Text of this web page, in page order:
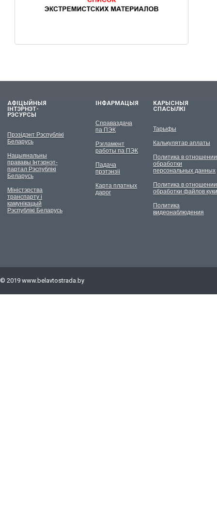
АФІЦЫЙНЫЯ
ІНТЭРНЭТ-
РЭСУРСЫ
Прэзідэнт Рэспублікі
Беларусь
Нацыянальны
прававы Інтэрнэт-
партал Рэспублікі
Беларусь
Міністэрства
транспарту і
камунікацый
Рэспублікі Беларусь
ІНФАРМАЦЫЯ
Справаздача
па ПЭК
Рэгламент
работы па ПЭК
Падача
прэтэнзіі
Карта платных
дарог
КАРЫСНЫЯ
СПАСЫЛКІ
Тарыфы
Калькулятар аплаты
Политика в отношении
обработки
персональных данных
Политика в отношении
обработки файлов куки
Политика
видеонаблюдения
© 2019 www.belavtostrada.by